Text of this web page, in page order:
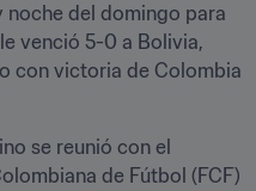
noche del domingo para
venció 5-0 a Bolivia,
con victoria de Colombia
se reunió con el
de Fútbol (FCF)